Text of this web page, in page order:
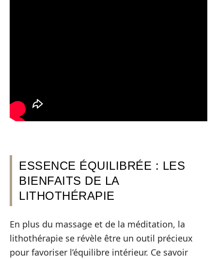
ESSENCE ÉQUILIBRÉE : LES
BIENFAITS DE LA
LITHOTHÉRAPIE
En plus du massage et de la méditation, la
lithothérapie se révèle être un outil précieux
pour favoriser l’équilibre intérieur. Ce savoir